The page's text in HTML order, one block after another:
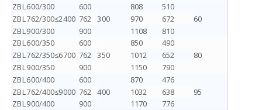
ZBL600/300
≤2400
600
300
808 510
60
ZBL762/300 762 970 672
ZBL900/300 900 1108
810
ZBL600/350
≤6700
600
350
850 490
80
ZBL762/350 762 1012 652
ZBL900/350 900 1150 790
ZBL600/400
≤9000
600
400
870 476
95
ZBL762/400 762 1032 638
ZBL900/400 900 1170 776